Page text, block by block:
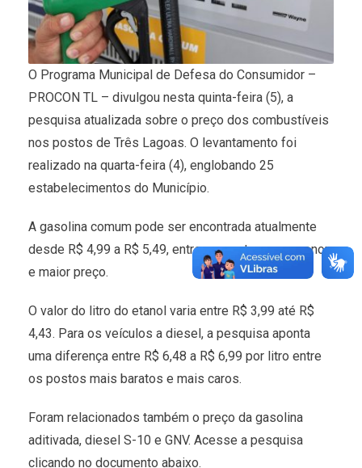
O Programa Municipal de Defesa do Consumidor –
PROCON TL – divulgou nesta quinta-feira (5), a
pesquisa atualizada sobre o preço dos combustíveis
nos postos de Três Lagoas. O levantamento foi
realizado na quarta-feira (4), englobando 25
estabelecimentos do Município.
A gasolina comum pode ser encontrada atualmente
desde R$ 4,99 a R$ 5,49, entre os postos com menor
e maior preço.
O valor do litro do etanol varia entre R$ 3,99 até R$
4,43. Para os veículos a diesel, a pesquisa aponta
uma diferença entre R$ 6,48 a R$ 6,99 por litro entre
os postos mais baratos e mais caros.
Foram relacionados também o preço da gasolina
aditivada, diesel S-10 e GNV. Acesse a pesquisa
clicando no documento abaixo.